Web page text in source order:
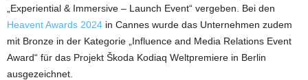
„Experiential & Immersive – Launch Event“ vergeben. Bei den
Heavent Awards 2024 in Cannes wurde das Unternehmen zudem
mit Bronze in der Kategorie „Influence and Media Relations Event
Award“ für das Projekt Škoda Kodiaq Weltpremiere in Berlin
ausgezeichnet.